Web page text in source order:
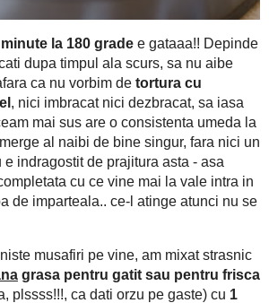
Apoi turnati chestia asta in tavita